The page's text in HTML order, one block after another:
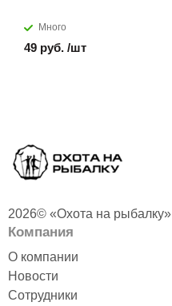
Много
49 руб. /шт
2026© «Охота на рыбалку»
Компания
О компании
Новости
Сотрудники